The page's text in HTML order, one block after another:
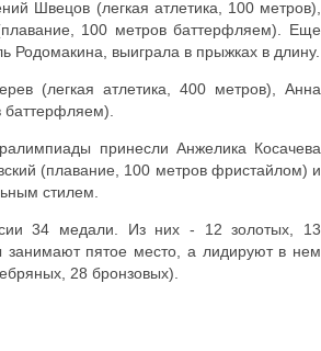
Швецов (легкая атлетика, 100 метров),
100 метров баттерфляем). Еще
Родомакина, выиграла в прыжках в длину.
(легкая атлетика, 400 метров), Анна
принесли Анжелика Косачева
(плавание, 100 метров фристайлом) и
стилем.
34 медали. Из них - 12 золотых, 13
занимают пятое место, а лидируют в нем
28 бронзовых).